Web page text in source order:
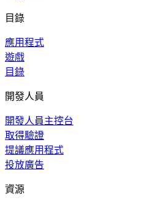
目錄
應用程式
遊戲
目錄
開發人員
開發人員主控台
取得驗證
提議應用程式
投放廣告
資源